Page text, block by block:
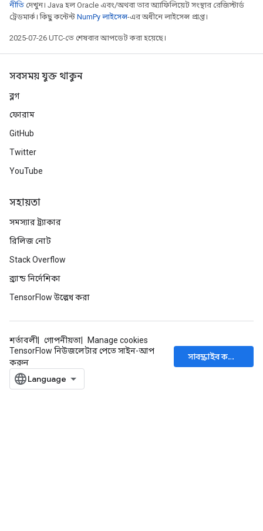
নীতি দেখুন। Java হল Oracle এবং/অথবা তার অ্যাফিলিয়েট সংস্থার রেজিস্টার্ড
ট্রেডমার্ক। কিছু কন্টেন্ট NumPy লাইসেন্স-এর অধীনে লাইসেন্স প্রাপ্ত।
2025-07-26 UTC-তে শেষবার আপডেট করা হয়েছে।
সবসময় যুক্ত থাকুন
ব্লগ
ফোরাম
GitHub
Twitter
YouTube
সহায়তা
সমস্যার ট্র্যাকার
রিলিজ নোট
Stack Overflow
ব্র্যান্ড নির্দেশিকা
TensorFlow উল্লেখ করা
শর্তাবলী গোপনীয়তা
Manage cookies
TensorFlow নিউজলেটার পেতে সাইন-আপ
করুন
সাবস্ক্রাইব করুন